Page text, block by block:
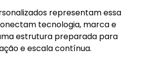
representam essa
tecnologia, marca e
estrutura preparada para
e escala contínua.